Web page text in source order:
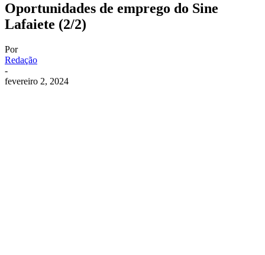
Oportunidades de emprego do Sine
Lafaiete (2/2)
Por
Redação
-
fevereiro 2, 2024